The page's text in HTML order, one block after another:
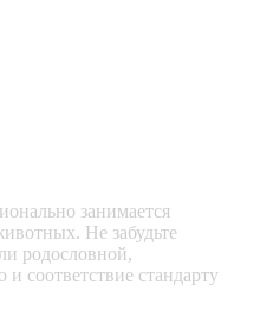
занимается
Не забудьте
родословной,
соответствие стандарту